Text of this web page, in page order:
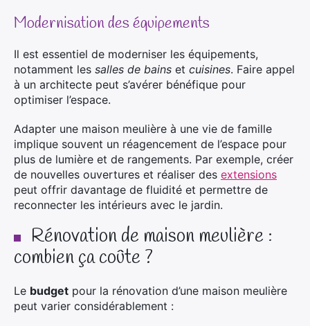
Modernisation des équipements
Il est essentiel de moderniser les équipements,
notamment les salles de bains et cuisines. Faire appel
à un architecte peut s’avérer bénéfique pour
optimiser l’espace.
Adapter une maison meulière à une vie de famille
implique souvent un réagencement de l’espace pour
plus de lumière et de rangements. Par exemple, créer
de nouvelles ouvertures et réaliser des extensions
peut offrir davantage de fluidité et permettre de
reconnecter les intérieurs avec le jardin.
Rénovation de maison meulière :
combien ça coûte ?
Le budget pour la rénovation d’une maison meulière
peut varier considérablement :